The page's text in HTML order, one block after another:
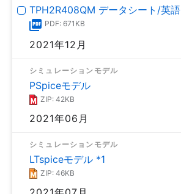
TPH2R408QM データシート/英語
PDF: 671KB
2021年12月
シミュレーションモデル
PSpiceモデル
ZIP: 42KB
2021年06月
シミュレーションモデル
LTspiceモデル *1
ZIP: 46KB